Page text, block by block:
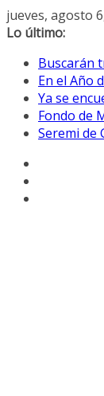
Saltar
al
jueves, agosto
Lo último:
Buscarán
En el Año
Ya se
Fondo de
Seremi de